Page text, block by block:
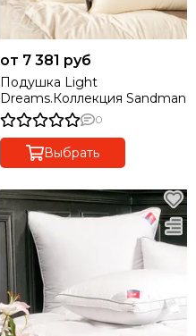
от 7 381 руб
Подушка Light
Dreams.Коллекция Sandman
0
Выбрать